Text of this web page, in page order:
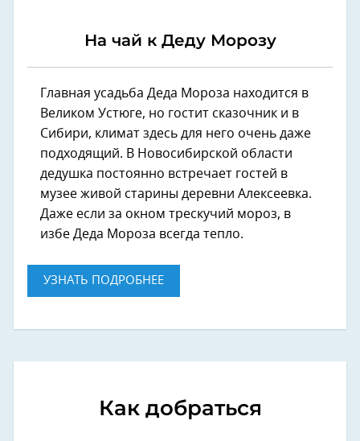
На чай к Деду Морозу
Главная усадьба Деда Мороза находится в
Великом Устюге, но гостит сказочник и в
Сибири, климат здесь для него очень даже
подходящий. В Новосибирской области
дедушка постоянно встречает гостей в
музее живой старины деревни Алексеевка.
Даже если за окном трескучий мороз, в
избе Деда Мороза всегда тепло.
УЗНАТЬ ПОДРОБНЕЕ
Как добраться